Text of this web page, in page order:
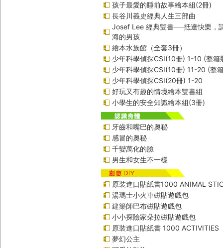
孩子最愛的睡前故事繪本組(2冊)
長谷川義史經典人生三部曲
Josef Lee 經典雙書──抵達快樂，
海的男孩
繪本水族館（全套3冊）
少年科學偵探CSI(10冊) 1-10 (整箱
少年科學偵探CSI(10冊) 11-20 (整
少年科學偵探CSI(20冊) 1-20
好玩又有趣的情境繪本雙書組
小學生的安全知識繪本組(3冊)
牙齒和嘴巴的奧秘
感冒的奧秘
千變萬化的臉
男生和女生不一樣
原裝進口貼紙書1000 ANIMAL
湯瑪士小火車磁貼遊戲包
建築師巴布磁貼遊戲包
小小探險家朵拉磁貼遊戲包
原裝進口貼紙書 1000 ACTIVITIES
夢幻公主